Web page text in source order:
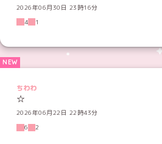
2026年06月30日 23時16分
4
1
ちわわ
☆
2026年06月22日 22時43分
6
2